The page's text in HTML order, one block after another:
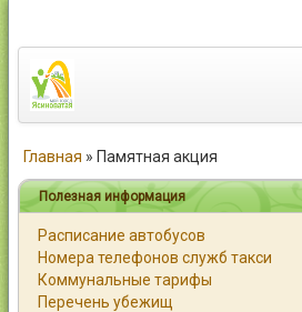
Город
Статьи
Каталог
Главная » Памятная акция
Полезная информация
Расписание автобусов
Номера телефонов служб такси
Коммунальные тарифы
Перечень убежищ